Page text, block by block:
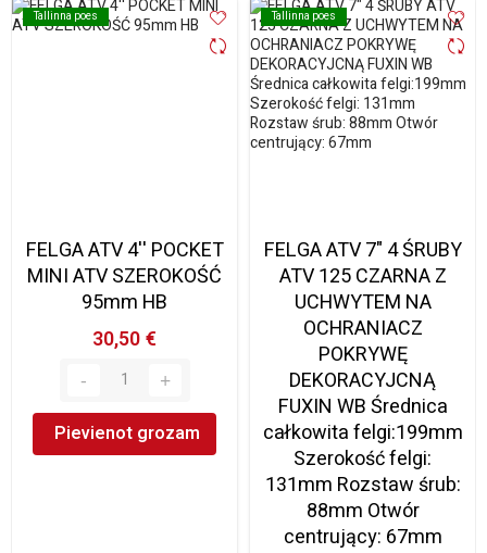
Tallinna poes
Tallinna poes
FELGA ATV 4'' POCKET
MINI ATV SZEROKOŚĆ
95mm HB
30,50 €
Pievienot grozam
Tallinna poes
Tallinna poes
FELGA ATV 7" 4 ŚRUBY
ATV 125 CZARNA Z
UCHWYTEM NA
OCHRANIACZ
POKRYWĘ
DEKORACYJCNĄ
FUXIN WB Średnica
całkowita felgi:199mm
Szerokość felgi:
131mm Rozstaw śrub:
88mm Otwór
centrujący: 67mm